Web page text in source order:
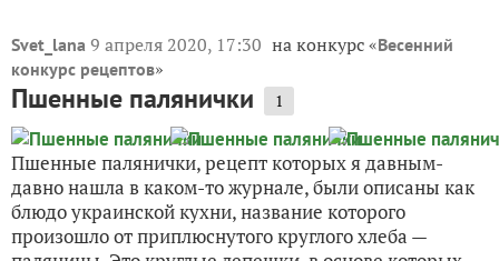
Svet_lana 9 апреля 2020, 17:30 на конкурс «Весенний
конкурс рецептов»
Пшенные палянички 1
Пшенные палянички, рецепт которых я давным-
давно нашла в каком-то журнале, были описаны как
блюдо украинской кухни, название которого
произошло от приплюснутого круглого хлеба —